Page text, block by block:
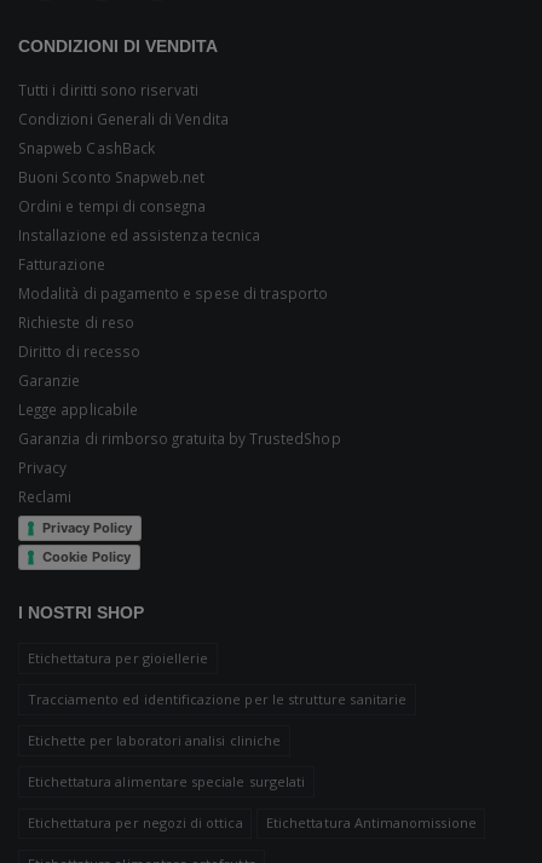
CONDIZIONI DI VENDITA
Tutti i diritti sono riservati
Condizioni Generali di Vendita
Snapweb CashBack
Buoni Sconto Snapweb.net
Ordini e tempi di consegna
Installazione ed assistenza tecnica
Fatturazione
Modalità di pagamento e spese di trasporto
Richieste di reso
Diritto di recesso
Garanzie
Legge applicabile
Garanzia di rimborso gratuita by TrustedShop
Privacy
Reclami
Privacy Policy
Cookie Policy
I NOSTRI SHOP
Etichettatura per gioiellerie
Tracciamento ed identificazione per le strutture sanitarie
Etichette per laboratori analisi cliniche
Etichettatura alimentare speciale surgelati
Etichettatura per negozi di ottica Etichettatura Antimanomissione